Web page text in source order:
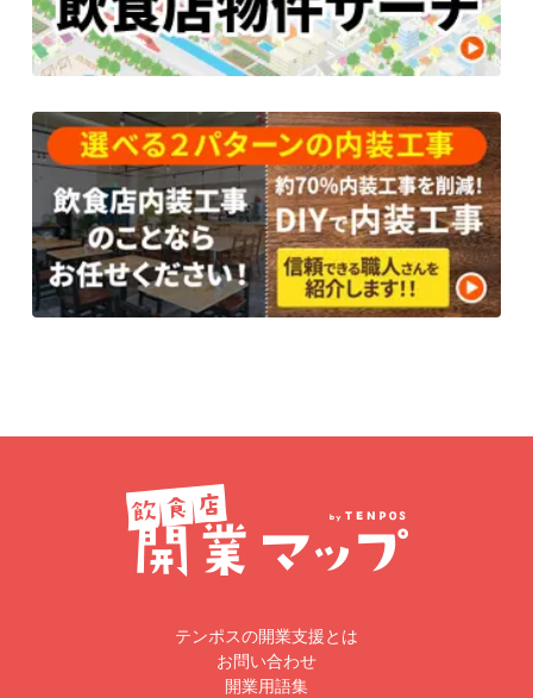
テンポスの開業支援とは
お問い合わせ
開業用語集